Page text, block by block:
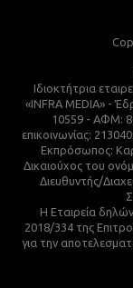
Ιδιοκτήτρια
«INFRA MEDIA» -
10559 - ΑΦΜ:
επικοινωνίας:
Εκπρόσωπος:
Δικαιούχος του
Διευθυντής/
Η Εταιρεία
2018/334 της
για την